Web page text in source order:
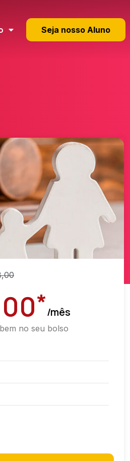
Seja nosso Aluno
*/mês
no seu bolso